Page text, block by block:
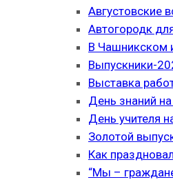
Августовские
Автогородк
В Чашникском
Выпускники-
Выставка
День знаний
День учителя
Золотой
Как
“Мы –